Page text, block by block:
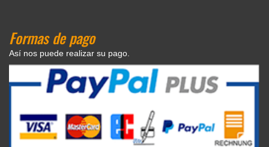
Formas de pago
Así nos puede realizar su pago.